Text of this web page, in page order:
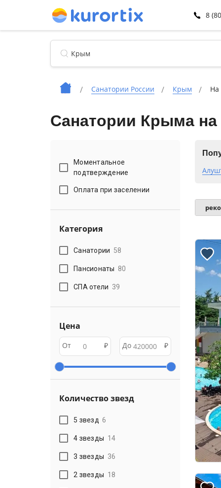
8
Санатории России Крым На
Санатории Крыма на
Моментальное
подтверждение
Оплата при заселении
Категория
Санатории 58
Пансионаты 80
СПА отели 39
Цена
От ₽ До ₽
Количество звезд
5 звезд 6
4 звезды 14
3 звезды 36
2 звезды 18